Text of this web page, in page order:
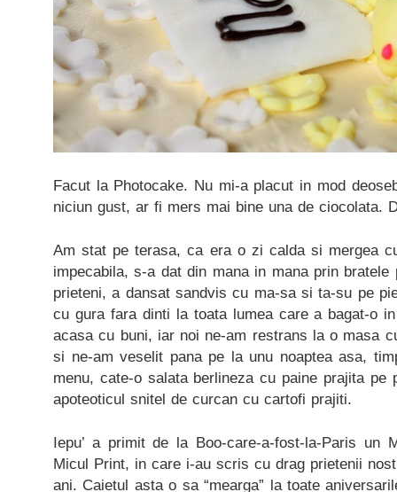
Facut la Photocake. Nu mi-a placut in mod
niciun gust, ar fi mers mai bine una de ciocolata.
Am stat pe terasa, ca era o zi calda si mergea
impecabila, s-a dat din mana in mana prin
prieteni, a dansat sandvis cu ma-sa si ta-su pe
cu gura fara dinti la toata lumea care a bagat-o
acasa cu buni, iar noi ne-am restrans la o masa
si ne-am veselit pana pe la unu noaptea asa,
menu, cate-o salata berlineza cu paine prajita pe
apoteoticul snitel de curcan cu cartofi prajiti.
Iepu’ a primit de la Boo-care-a-fost-la-Paris un
Micul Print, in care i-au scris cu drag prietenii
ani. Caietul asta o sa “mearga” la toate